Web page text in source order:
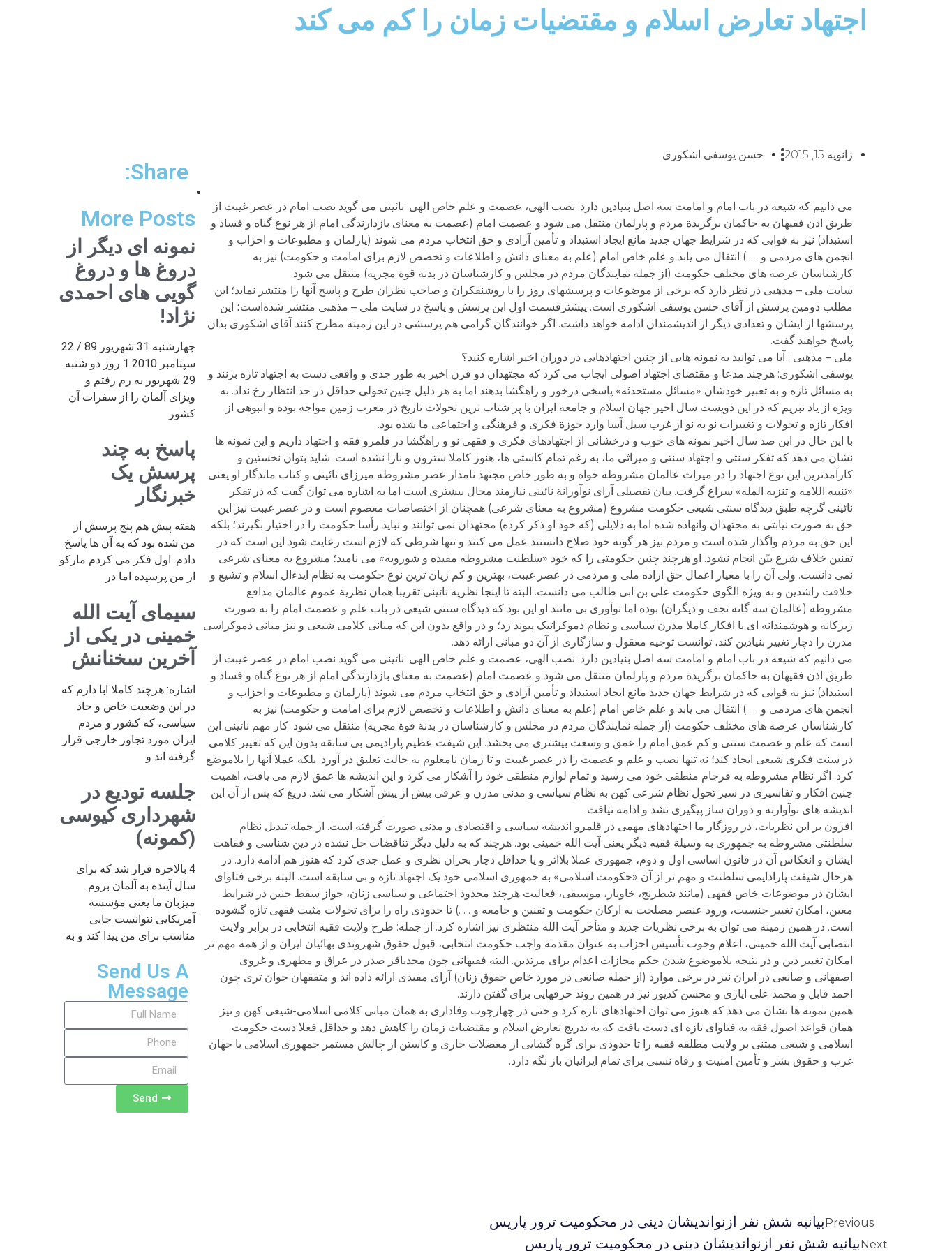
اجتهاد تعارض اسلام و مقتضیات زمان را کم می کند
ژانویه 15, 2015 حسن یوسفی اشکوری
می دانیم که شیعه در باب امام و امامت سه اصل بنیادین دارد: نصب الهی، عصمت و علم خاص الهی. نائینی می گوید نصب امام در عصر غیبت از
طریق اذن فقیهان به حاکمان برگزیدة مردم و پارلمان منتقل می شود و عصمت امام (عصمت به معنای بازدارندگی امام از هر نوع گناه و فساد و
استبداد) نیز به قوایی که در شرایط جهان جدید مانع ایجاد استبداد و تأمین آزادی و حق انتخاب مردم می شوند (پارلمان و مطبوعات و احزاب و
انجمن های مردمی و . . .) انتقال می یابد و علم خاص امام (علم به معنای دانش و اطلاعات و تخصص لازم برای امامت و حکومت) نیز به
کارشناسان عرصه های مختلف حکومت (از جمله نمایندگان مردم در مجلس و کارشناسان در بدنة قوة مجریه) منتقل می شود.
سایت ملی – مذهبی در نظر دارد که برخی از موضوعات و پرسشهای روز را با روشنفکران و صاحب نظران طرح و پاسخ آنها را منتشر نماید؛ این
مطلب دومین پرسش از آقای حسن یوسفی اشکوری است. پیشترقسمت اول این پرسش و پاسخ در سایت ملی – مذهبی منتشر شده‌است؛ این
پرسشها از ایشان و تعدادی دیگر از اندیشمندان ادامه خواهد داشت. اگر خوانندگان گرامی هم پرسشی در این زمینه مطرح کنند آقای اشکوری بدان
پاسخ خواهند گفت.
ملی – مذهبی : آیا می توانید به نمونه هایی از چنین اجتهادهایی در دوران اخیر اشاره کنید؟
یوسفی اشکوری: هرچند مدعا و مقتضای اجتهاد اصولی ایجاب می کرد که مجتهدان دو قرن اخیر به طور جدی و واقعی دست به اجتهاد تازه بزنند و
به مسائل تازه و به تعبیر خودشان «مسائل مستحدثه» پاسخی درخور و راهگشا بدهند اما به هر دلیل چنین تحولی حداقل در حد انتظار رخ نداد. به
ویژه از یاد نبریم که در این دویست سال اخیر جهان اسلام و جامعه ایران با پر شتاب ترین تحولات تاریخ در مغرب زمین مواجه بوده و انبوهی از
افکار تازه و تحولات و تغییرات نو به نو از غرب سیل آسا وارد حوزة فکری و فرهنگی و اجتماعی ما شده بود.
با این حال در این صد سال اخیر نمونه های خوب و درخشانی از اجتهادهای فکری و فقهی نو و راهگشا در قلمرو فقه و اجتهاد داریم و این نمونه ها
نشان می دهد که تفکر سنتی و اجتهاد سنتی و میراثی ما، به رغم تمام کاستی ها، هنوز کاملا سترون و نازا نشده است. شاید بتوان نخستین و
کارآمدترین این نوع اجتهاد را در میراث عالمان مشروطه خواه و به طور خاص مجتهد نامدار عصر مشروطه میرزای نائینی و کتاب ماندگار او یعنی
«تنبیه اللامه و تنزیه المله» سراغ گرفت. بیان تفصیلی آرای نوآورانة نائینی نیازمند مجال بیشتری است اما به اشاره می توان گفت که در تفکر
نائینی گرچه طبق دیدگاه سنتی شیعی حکومت مشروع (مشروع به معنای شرعی) همچنان از اختصاصات معصوم است و در عصر غیبت نیز این
حق به صورت نیابتی به مجتهدان وانهاده شده اما به دلایلی (که خود او ذکر کرده) مجتهدان نمی توانند و نباید رأسا حکومت را در اختیار بگیرند؛ بلکه
این حق به مردم واگذار شده است و مردم نیز هر گونه خود صلاح دانستند عمل می کنند و تنها شرطی که لازم است رعایت شود این است که در
تقنین خلاف شرع بیّن انجام نشود. او هرچند چنین حکومتی را که خود «سلطنت مشروطه مقیده و شورویه» می نامید؛ مشروع به معنای شرعی
نمی دانست. ولی آن را با معیار اعمال حق اراده ملی و مردمی در عصر غیبت، بهترین و کم زیان ترین نوع حکومت به نظام ایدءال اسلام و تشیع و
خلافت راشدین و به ویژه الگوی حکومت علی بن ابی طالب می دانست. البته تا اینجا نظریه نائینی تقریبا همان نظریة عموم عالمان مدافع
مشروطه (عالمان سه گانه نجف و دیگران) بوده اما نوآوری بی مانند او این بود که دیدگاه سنتی شیعی در باب علم و عصمت امام را به صورت
زیرکانه و هوشمندانه ای با افکار کاملا مدرن سیاسی و نظام دموکراتیک پیوند زد؛ و در واقع بدون این که مبانی کلامی شیعی و نیز مبانی دموکراسی
مدرن را دچار تغییر بنیادین کند، توانست توجیه معقول و سازگاری از آن دو مبانی ارائه دهد.
می دانیم که شیعه در باب امام و امامت سه اصل بنیادین دارد: نصب الهی، عصمت و علم خاص الهی. نائینی می گوید نصب امام در عصر غیبت از
طریق اذن فقیهان به حاکمان برگزیدة مردم و پارلمان منتقل می شود و عصمت امام (عصمت به معنای بازدارندگی امام از هر نوع گناه و فساد و
استبداد) نیز به قوایی که در شرایط جهان جدید مانع ایجاد استبداد و تأمین آزادی و حق انتخاب مردم می شوند (پارلمان و مطبوعات و احزاب و
انجمن های مردمی و . . .) انتقال می یابد و علم خاص امام (علم به معنای دانش و اطلاعات و تخصص لازم برای امامت و حکومت) نیز به
کارشناسان عرصه های مختلف حکومت (از جمله نمایندگان مردم در مجلس و کارشناسان در بدنة قوة مجریه) منتقل می شود. کار مهم نائینی این
است که علم و عصمت سنتی و کم عمق امام را عمق و وسعت بیشتری می بخشد. این شیفت عظیم پارادیمی بی سابقه بدون این که تغییر کلامی
در سنت فکری شیعی ایجاد کند؛ نه تنها نصب و علم و عصمت را در عصر غیبت و تا زمان نامعلوم به حالت تعلیق در آورد. بلکه عملا آنها را بلاموضع
کرد. اگر نظام مشروطه به فرجام منطقی خود می رسید و تمام لوازم منطقی خود را آشکار می کرد و این اندیشه ها عمق لازم می یافت، اهمیت
چنین افکار و تفاسیری در سیر تحول نظام شرعی کهن به نظام سیاسی و مدنی مدرن و عرفی بیش از پیش آشکار می شد. دریغ که پس از آن این
اندیشه های نوآوارنه و دوران ساز پیگیری نشد و ادامه نیافت.
افزون بر این نظریات، در روزگار ما اجتهادهای مهمی در قلمرو اندیشه سیاسی و اقتصادی و مدنی صورت گرفته است. از جمله تبدیل نظام
سلطنتی مشروطه به جمهوری به وسیلة فقیه دیگر یعنی آیت الله خمینی بود. هرچند که به دلیل دیگر تناقضات حل نشده در دین شناسی و فقاهت
ایشان و انعکاس آن در قانون اساسی اول و دوم، جمهوری عملا بلااثر و یا حداقل دچار بحران نظری و عمل جدی کرد که هنوز هم ادامه دارد. در
هرحال شیفت پارادایمی سلطنت و مهم تر از آن «حکومت اسلامی» به جمهوری اسلامی خود یک اجتهاد تازه و بی سابقه است. البته برخی فتاوای
ایشان در موضوعات خاص فقهی (مانند شطرنج، خاویار، موسیقی، فعالیت هرچند محدود اجتماعی و سیاسی زنان، جواز سقط جنین در شرایط
معین، امکان تغییر جنسیت، ورود عنصر مصلحت به ارکان حکومت و تقنین و جامعه و . . .) تا حدودی راه را برای تحولات مثبت فقهی تازه گشوده
است. در همین زمینه می توان به برخی نظریات جدید و متأخر آیت الله منتظری نیز اشاره کرد. از جمله: طرح ولایت فقیه انتخابی در برابر ولایت
انتصابی آیت الله خمینی، اعلام وجوب تأسیس احزاب به عنوان مقدمة واجب حکومت انتخابی، قبول حقوق شهروندی بهائیان ایران و از همه مهم تر
امکان تغییر دین و در نتیجه بلاموضوع شدن حکم مجازات اعدام برای مرتدین. البته فقیهانی چون محدباقر صدر در عراق و مطهری و غروی
اصفهانی و صانعی در ایران نیز در برخی موارد (از جمله صانعی در مورد خاص حقوق زنان) آرای مفیدی ارائه داده اند و متفقهان جوان تری چون
احمد قابل و محمد علی ایازی و محسن کدیور نیز در همین روند حرفهایی برای گفتن دارند.
همین نمونه ها نشان می دهد که هنوز می توان اجتهادهای تازه کرد و حتی در چهارچوب وفاداری به همان مبانی کلامی اسلامی-شیعی کهن و نیز
همان قواعد اصول فقه به فتاوای تازه ای دست یافت که به تدریج تعارض اسلام و مقتضیات زمان را کاهش دهد و حداقل فعلا دست حکومت
اسلامی و شیعی مبتنی بر ولایت مطلقه فقیه را تا حدودی برای گره گشایی از معضلات جاری و کاستن از چالش مستمر جمهوری اسلامی با جهان
غرب و حقوق بشر و تأمین امنیت و رفاه نسبی برای تمام ایرانیان باز نگه دارد.
Share:
More Posts
نمونه ای دیگر از
دروغ ها و دروغ
گویی های احمدی
نژاد!
چهارشنبه 31 شهریور 89 / 22
سپتامبر 2010 1 روز دو شنبه
29 شهریور به رم رفتم و
ویزای آلمان را از سفرات آن
کشور
پاسخ به چند
پرسش یک
خبرنگار
هفته پیش هم پنج پرسش از
من شده بود که به آن ها پاسخ
دادم. اول فکر می کردم مارکو
از من پرسیده اما در
سیمای آیت الله
خمینی در یکی از
آخرین سخنانش
اشاره: هرچند کاملا ابا دارم که
در این وضعیت خاص و حاد
سیاسی، که کشور و مردم
ایران مورد تجاوز خارجی قرار
گرفته اند و
جلسه تودیع در
شهرداری کیوسی
(کمونه)
4 بالاخره قرار شد که برای
سال آینده به آلمان بروم.
میزبان ما یعنی مؤسسه
آمریکایی نتوانست جایی
مناسب برای من پیدا کند و به
Send Us A
Message
Send
Previousبیانیه شش نفر ازنواندیشان دینی در محکومیت ترور پاریس
Nextبیانیه شش نفر ازنواندیشان دینی در محکومیت ترور پاریس